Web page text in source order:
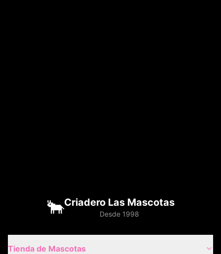
🐂Criadero Las Mascotas
Desde 1998
Tienda de Mascotas